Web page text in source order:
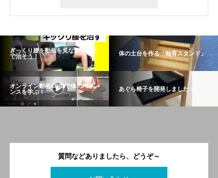
ぎっくり腰を動画を見ながら自分
で治そう！
体の土台を作る「軸育スタンド」
オンライン動画/DVDで体のバラ
ンスを学ぶ！
あぐら椅子を開発しました！
質問などありましたら、どうぞ～